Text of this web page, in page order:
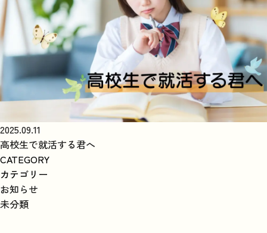
2025.09.11
高校生で就活する君へ
CATEGORY
カテゴリー
お知らせ
未分類